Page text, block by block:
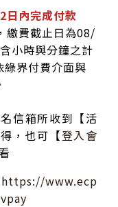
日內完成付款
繳費截止日為08/
小時與分鐘之計
界付費介面與
信箱所收到【活
，也可【登入會
https://www.ecp